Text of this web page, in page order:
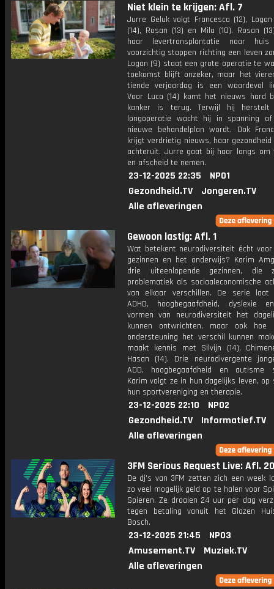
Niet klein te krijgen: Afl. 7
Jurre Geluk volgt Francesca (12),
(14), Rosan (13) en Mila (10). Rosan
haar levertransplantatie naar
voorzichtig stappen richting een leven
Logan (9) staat een grote operatie te
toekomst blijft onzeker, maar het
tiende verjaardag is een waardevol
Voor Luca (14) komt het nieuws hard
kanker is terug. Terwijl hij
longoperatie wacht hij in spanning
nieuwe behandelplan wordt. Ook
krijgt verdrietig nieuws, haar
achteruit. Jurre gaat bij haar langs om
en afscheid te nemen.
23-12-2025 22:35
NPO1
Gezondheid.TV
Jongeren.TV
Alle afleveringen
Gewoon lastig: Afl. 1
Wat betekent neurodiversiteit écht voor
gezinnen en het onderwijs? Karim
drie uiteenlopende gezinnen, die
problematiek als sociaaleconomische
van elkaar verschillen. De serie laat
ADHD, hoogbegaafdheid, dyslexie
vormen van neurodiversiteit het
kunnen ontwrichten, maar ook hoe
ondersteuning het verschil kunnen
maakt kennis met Silvijn (14),
Hasan (14). Drie neurodivergente
ADD, hoogbegaafdheid en autisme
Karim volgt ze in hun dagelijks leven, op
hun sportvereniging en therapie.
23-12-2025 22:10
NPO2
Gezondheid.TV
Informatief.TV
Alle afleveringen
3FM Serious Request Live: Afl. 20
De dj's van 3FM zetten zich een week
zo veel mogelijk geld op te halen voor
Spieren. Ze draaien 24 uur per dag
tegen betaling vanuit het Glazen
Bosch.
23-12-2025 21:45
NPO3
Amusement.TV
Muziek.TV
Alle afleveringen